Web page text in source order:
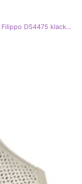
Skinnbekväma sandaler för kvinnor med guld Filippo DS4475 klackar gyllene